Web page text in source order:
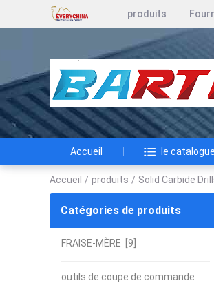
produits
Accueil le
Accueil / produits / Solid Carbide
Catégories de produits
FRAISE-MÈRE [9]
outils de coupe de commande